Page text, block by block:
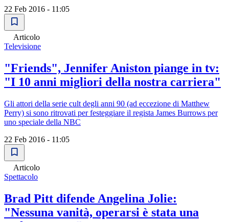
22 Feb 2016 - 11:05
Articolo
Televisione
"Friends", Jennifer Aniston piange in tv:
"I 10 anni migliori della nostra carriera"
Gli attori della serie cult degli anni 90 (ad eccezione di Matthew
Perry) si sono ritrovati per festeggiare il regista James Burrows per
uno speciale della NBC
22 Feb 2016 - 11:05
Articolo
Spettacolo
Brad Pitt difende Angelina Jolie:
"Nessuna vanità, operarsi è stata una